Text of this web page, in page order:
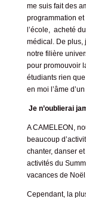
me suis fait des
programmation et
l’école, acheté
médical. De plus,
notre filière
pour promouvoir
étudiants rien
en moi l’âme
Je n’oublierai
A CAMELEON,
beaucoup
chanter, danser
activités du
vacances de
Cependant, la